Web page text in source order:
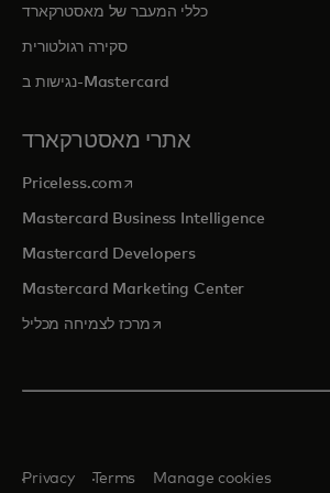
כללי המעבר של מאסטרקארד
סקירה רגולטורית
נגישות ב-Mastercard
אתרי מאסטרקארד
Priceless.com opens in a new tab
Mastercard Business Intelligence
Mastercard Developers
Mastercard Marketing Center
מרכז לצמיחה מכלילopens in a new tab
Privacy Terms Manage cookies